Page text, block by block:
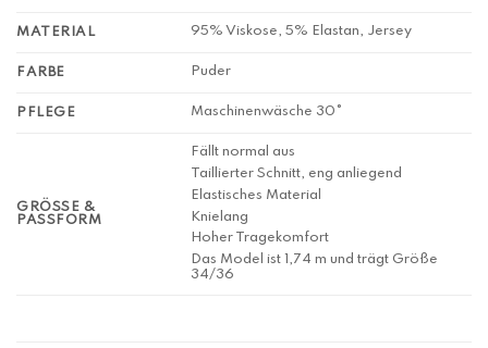
MATERIAL 95% Viskose, 5% Elastan, Jersey
FARBE Puder
PFLEGE Maschinenwäsche 30°
GRÖSSE & P
ASSFORM
Fällt normal aus
Taillierter Schnitt, eng anliegend
Elastisches Material
Knielang
Hoher Tragekomfort
Das Model ist 1,74 m und trägt Größe
34/36